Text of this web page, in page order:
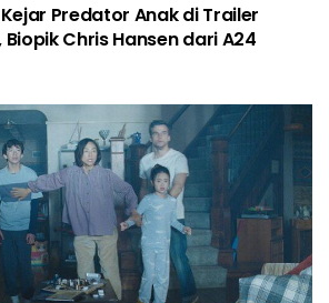
Predator Anak di Trailer
Chris Hansen dari A24